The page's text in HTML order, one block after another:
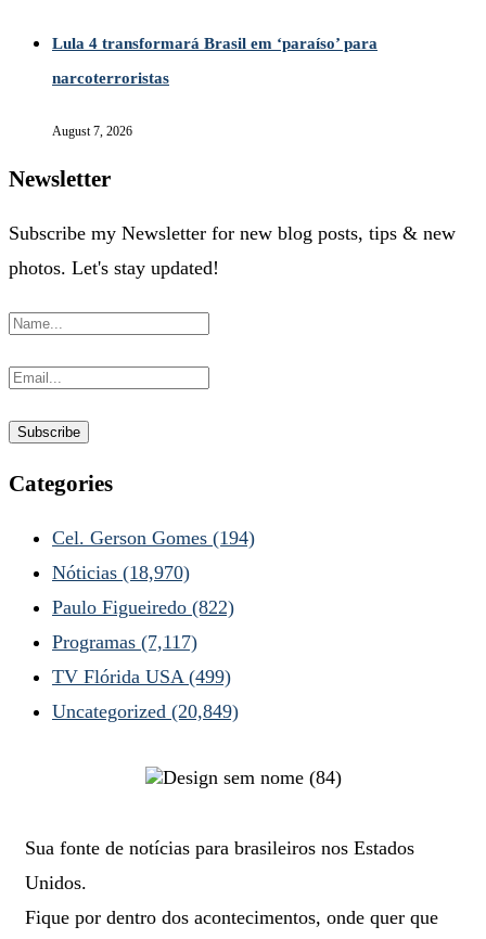
Lula 4 transformará Brasil em ‘paraíso’ para
narcoterroristas
August 7, 2026
Newsletter
Subscribe my Newsletter for new blog posts, tips & new
photos. Let's stay updated!
Categories
Cel. Gerson Gomes (194)
Nóticias (18,970)
Paulo Figueiredo (822)
Programas (7,117)
TV Flórida USA (499)
Uncategorized (20,849)
Sua fonte de notícias para brasileiros nos Estados
Unidos.
Fique por dentro dos acontecimentos, onde quer que